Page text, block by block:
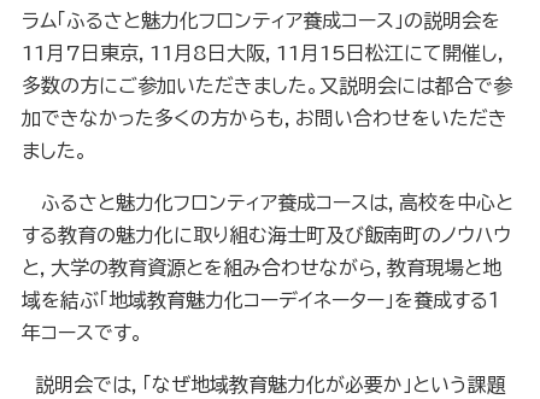
ラム「ふるさと魅力化フロンティア養成コース」の説明会を
11 月 7 日東京， 11 月 8 日大阪， 11 月 15 日松江にて開催し，
多数の方にご参加いただきました。又説明会には都合で参
加できなかった多くの方からも，お問い合わせをいただき
ました。
ふるさと魅力化フロンティア養成コースは，高校を中心と
する教育の魅力化に取り組む海士町及び飯南町のノウハウ
と，大学の教育資源とを組み合わせながら，教育現場と地
域を結ぶ「地域教育魅力化コーデイネーター」を養成する１
年コースです。
説明会では，「なぜ地域教育魅力化が必要か」という課題